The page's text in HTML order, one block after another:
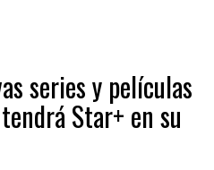
series y películas
Star+ en su